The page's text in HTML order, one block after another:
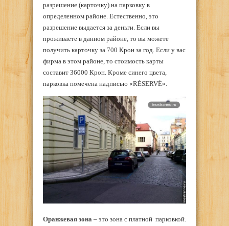
разрешение (карточку) на парковку в
определенном районе. Естественно, это
разрешение выдается за деньги. Если вы
проживаете в данном районе, то вы можете
получить карточку за 700 Крон за год. Если у вас
фирма в этом районе, то стоимость карты
составит 36000 Крон. Кроме синего цвета,
парковка помечена надписью «RÉSERVÉ».
Оранжевая зона – это зона с платной парковкой.